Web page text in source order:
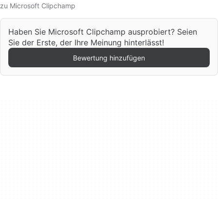
zu Microsoft Clipchamp
Haben Sie Microsoft Clipchamp ausprobiert? Seien
Sie der Erste, der Ihre Meinung hinterlässt!
Bewertung hinzufügen